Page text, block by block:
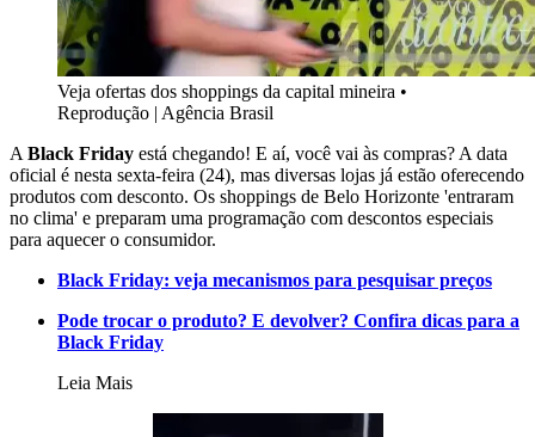
Veja ofertas dos shoppings da capital mineira •
Reprodução | Agência Brasil
A Black Friday está chegando! E aí, você vai às compras? A data
oficial é nesta sexta-feira (24), mas diversas lojas já estão oferecendo
produtos com desconto. Os shoppings de Belo Horizonte 'entraram
no clima' e preparam uma programação com descontos especiais
para aquecer o consumidor.
Black Friday: veja mecanismos para pesquisar preços
Pode trocar o produto? E devolver? Confira dicas para a
Black Friday
Leia Mais